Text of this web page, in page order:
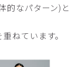
的なパターン)と
ねています。